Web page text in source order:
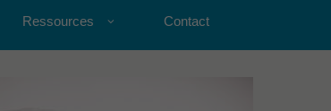
Ressources Contact